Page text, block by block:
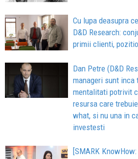
Cu lupa deasupra
D&D Research:
primii clienti,
Dan Petre (D&D
manageri sunt inca
mentalitati potrivit
resursa care
what, si nu una in
investesti
[SMARK